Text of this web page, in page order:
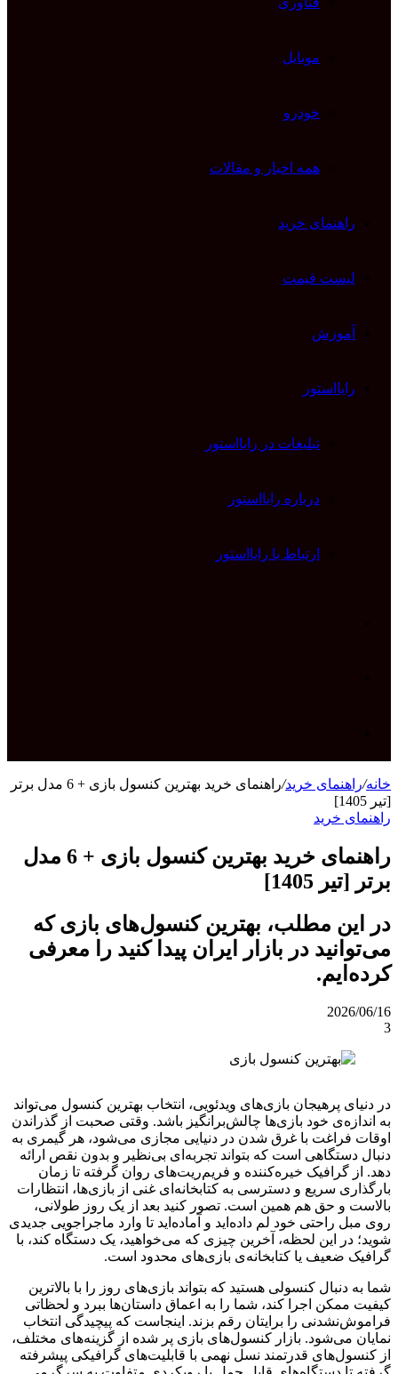
موبایل
خودرو
همه اخبار و مقالات
راهنمای خرید
لیست قیمت
آموزش
رایااستور
تبلیغات در رایااستور
درباره رایااستور
ارتباط با رایااستور
برای خانه/راهنمای خرید/
راهنمای خرید بهترین کنسول بازی + 6 مدل برتر
[تیر 1405]
راهنمای خرید
راهنمای خرید بهترین کنسول بازی + 6 مدل
برتر [تیر 1405]
در این مطلب، بهترین کنسول‌های بازی که
می‌توانید در بازار ایران پیدا کنید را معرفی
کرده‌ایم.
2026/06/16
3
در دنیای پرهیجان بازی‌های ویدئویی، انتخاب بهترین کنسول می‌تواند
به اندازه‌ی خود بازی‌ها چالش‌برانگیز باشد. وقتی صحبت از گذراندن
اوقات فراغت با غرق شدن در دنیایی مجازی می‌شود، هر گیمری به
دنبال دستگاهی است که بتواند تجربه‌ای بی‌نظیر و بدون نقص ارائه
دهد. از گرافیک خیره‌کننده و فریم‌ریت‌های روان گرفته تا زمان
بارگذاری سریع و دسترسی به کتابخانه‌ای غنی از بازی‌ها، انتظارات
بالاست و حق هم همین است. تصور کنید بعد از یک روز طولانی،
روی مبل راحتی خود لم داده‌اید و آماده‌اید تا وارد ماجراجویی جدیدی
شوید؛ در این لحظه، آخرین چیزی که می‌خواهید، یک دستگاه کند، با
گرافیک ضعیف یا کتابخانه‌ی بازی‌های محدود است.
شما به دنبال کنسولی هستید که بتواند بازی‌های روز را با بالاترین
کیفیت ممکن اجرا کند، شما را به اعماق داستان‌ها ببرد و لحظاتی
فراموش‌نشدنی را برایتان رقم بزند. اینجاست که پیچیدگی انتخاب
نمایان می‌شود. بازار کنسول‌های بازی پر شده از گزینه‌های مختلف،
از کنسول‌های قدرتمند نسل نهمی با قابلیت‌های گرافیکی پیشرفته